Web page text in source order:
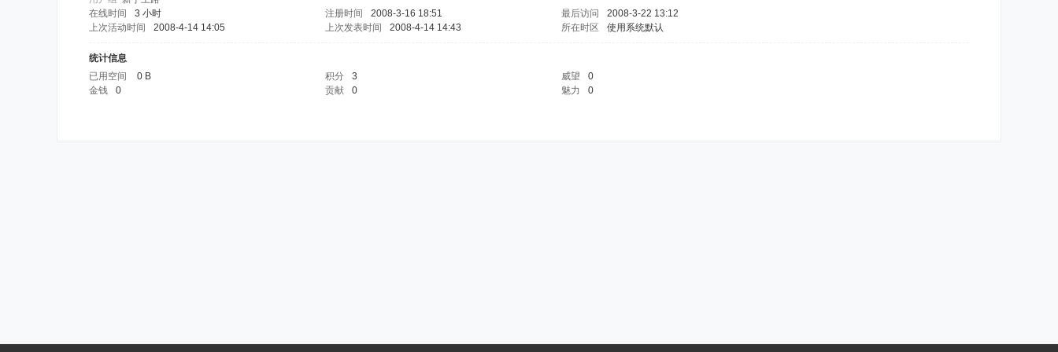
在线时间
3 小时 注册时间 2008-3-16 18:51 最后访问
2008-3-22 13:12
上次活动时间
2008-4-14 14:05 上次发表时间 2008-4-14 14:43 所在时区 使用系统默认
统计信息
已用空间
0 B 积分 3 威望
0
金钱
0 贡献 0 魅力 0